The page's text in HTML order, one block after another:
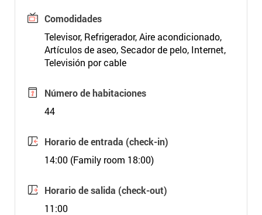
Comodidades
Televisor, Refrigerador, Aire acondicionado,
Artículos de aseo, Secador de pelo, Internet,
Televisión por cable
Número de habitaciones
44
Horario de entrada (check-in)
14:00 (Family room 18:00)
Horario de salida (check-out)
11:00